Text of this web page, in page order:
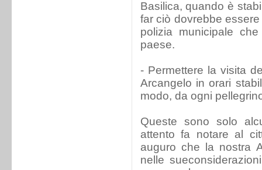
Basilica, quando è
far ciò dovrebbe
polizia municipale
paese.
- Permettere la visita
Arcangelo in orari
modo, da ogni
Queste sono solo
attento fa notare al
auguro che la nostra
nelle